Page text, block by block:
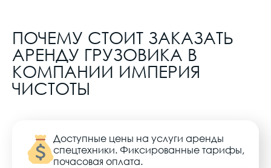
ПОЧЕМУ СТОИТ ЗАКАЗАТЬ
АРЕНДУ ГРУЗОВИКА В
КОМПАНИИ ИМПЕРИЯ
ЧИСТОТЫ
Доступные цены на услуги аренды
спецтехники. Фиксированные тарифы,
почасовая оплата.